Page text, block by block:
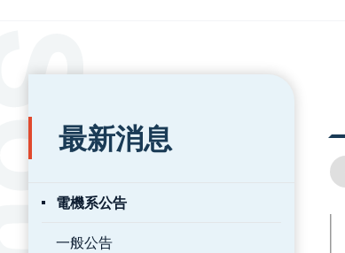
:::
最新消息
電機系公告
一般公告